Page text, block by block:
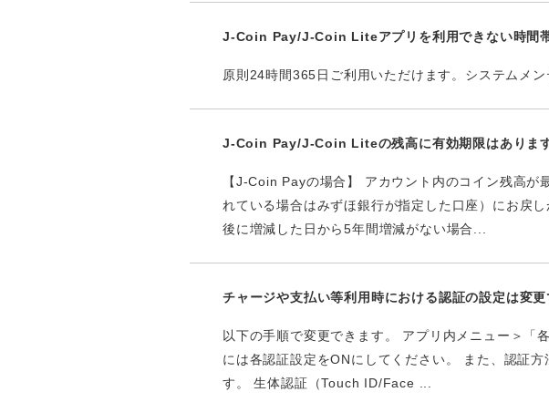
J-Coin Pay/J-Coin Liteアプリを利用できない時間帯
原則24時間365日ご利用いただけます。システムメ
J-Coin Pay/J-Coin Liteの残高に有効期限はあります
【J-Coin Payの場合】 アカウント内のコイン残高
れている場合はみずほ銀行が指定した口座）にお戻
後に増減した日から5年間増減がない場合...
チャージや支払い等利用時における認証の設定は変更
以下の手順で変更できます。 アプリ内メニュー＞
には各認証設定をONにしてください。 また、認証
す。 生体認証（Touch ID/Face ...